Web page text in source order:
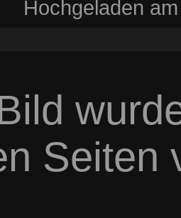
Hochgeladen
Seiten